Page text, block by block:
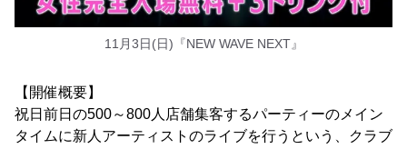
11月3日(日)『NEW WAVE NEXT』
【開催概要】
祝日前日の500～800人店舗集客するパーティーのメイン
タイムに新人アーティストのライブを行うという、クラブ